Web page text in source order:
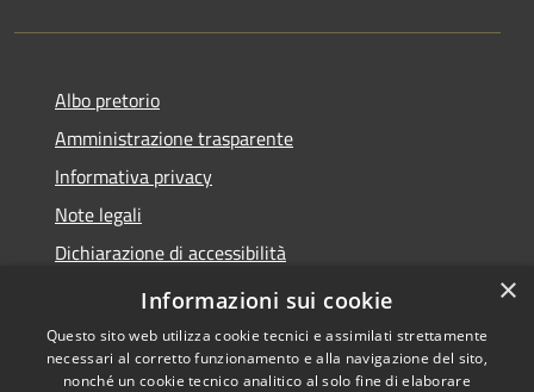
Albo pretorio
Amministrazione trasparente
Informativa privacy
Note legali
Dichiarazione di accessibilità
Meccanismo di Feedback
×
Informazioni sui cookie
Questo sito web utilizza cookie tecnici e assimilati strettamente
necessari al corretto funzionamento e alla navigazione del sito,
nonché un cookie tecnico analitico al solo fine di elaborare